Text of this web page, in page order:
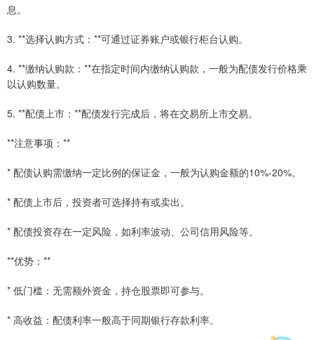
息。
3. **选择认购方式：**可通过证券账户或银行柜台认购。
4. **缴纳认购款：**在指定时间内缴纳认购款，一般为配债发行价格乘
以认购数量。
5. **配债上市：**配债发行完成后，将在交易所上市交易。
**注意事项：**
* 配债认购需缴纳一定比例的保证金，一般为认购金额的10%-20%。
* 配债上市后，投资者可选择持有或卖出。
* 配债投资存在一定风险，如利率波动、公司信用风险等。
**优势：**
* 低门槛：无需额外资金，持仓股票即可参与。
* 高收益：配债利率一般高于同期银行存款利率。